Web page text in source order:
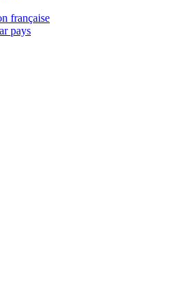
française
pays